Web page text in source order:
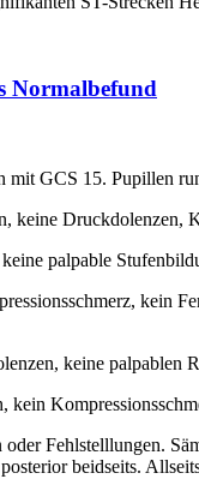
Normalbefund
mit GCS 15. Pupillen
keine Druckdolenzen,
palpable
kein
keine palpablen
kein
Fehlstelllungen.
beidseits.